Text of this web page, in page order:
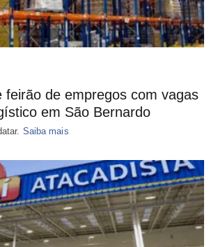
feirão de empregos com vagas
em São Bernardo
Saiba mais